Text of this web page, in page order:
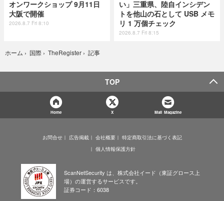
オンワークショップ 9月11日
大阪で開催
2026.8.7 Fri 8:10
い」三重県、陸自インシデン
トを他山の石として USB メモ
リ 1 万個チェック
2026.8.7 Fri 8:15
ホーム › 国際 › TheRegister › 記事
TOP
Home X Mail Magazine
お問合せ 広告掲載 会社概要
特定商取引法に基づく表記
個人情報保護方針
ScanNetSecurity は、株式会社イード（東証グロース上
場）の運営するサービスです。
証券コード：6038